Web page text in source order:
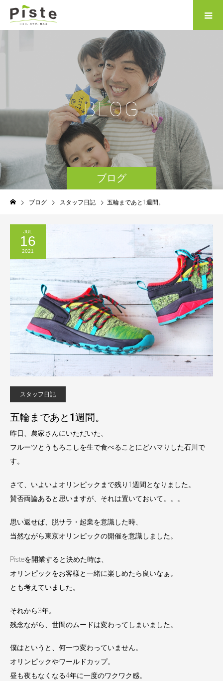
ブログ
BLOG
ブログ スタッフ日記 五輪まであと1週間。
JUL
16
2021
スタッフ日記
五輪まであと1週間。
昨日、農家さんにいただいた、
フルーツとうもろこしを生で食べることにどハマりした石川で
す。
さて、いよいよオリンピックまで残り1週間となりました。
賛否両論あると思いますが、それは置いておいて。。。
思い返せば、脱サラ・起業を意識した時、
当然ながら東京オリンピックの開催を意識しました。
Pisteを開業すると決めた時は、
オリンピックをお客様と一緒に楽しめたら良いなぁ。
とも考えていました。
それから3年。
残念ながら、世間のムードは変わってしまいました。
僕はというと、何一つ変わっていません。
オリンピックやワールドカップ。
昼も夜もなくなる4年に一度のワクワク感。